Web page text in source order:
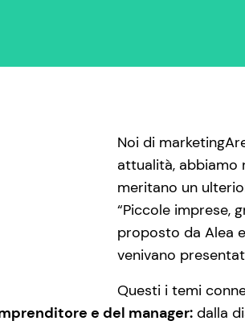
Noi di
attualità, abbiamo
meritano un
“Piccole imprese,
proposto da Alea
venivano
Questi i temi
e del manager: dalla